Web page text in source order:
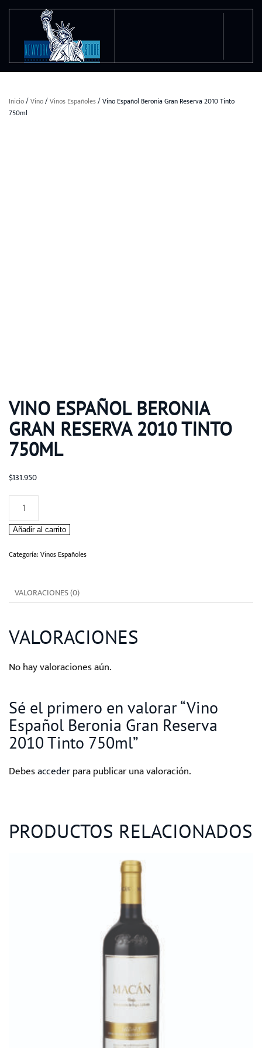
Ir al contenido principal
Inicio/Vino/Vinos Españoles/ Vino Español Beronia Gran Reserva 2010 Tinto
750ml
VINO ESPAÑOL BERONIA
GRAN RESERVA 2010 TINTO
750ML
$131.950
Vino
Español
Beronia
Gran
Tinto
cantidad
Añadir al carrito
Categoría: Vinos Españoles
VALORACIONES (0)
VALORACIONES
No hay valoraciones aún.
Sé el primero en valorar “Vino
Español Beronia Gran Reserva
2010 Tinto 750ml”
Debesaccederpara publicar una valoración.
PRODUCTOS RELACIONADOS